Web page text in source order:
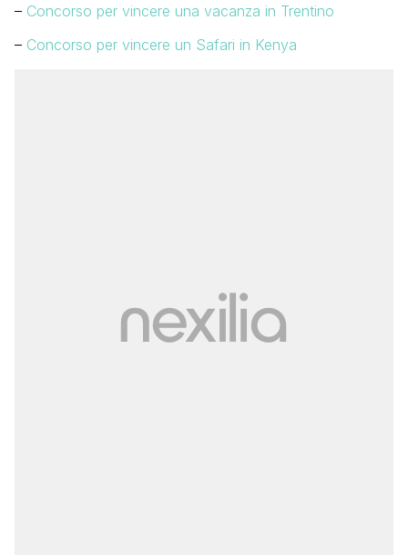
– Concorso per vincere una vacanza in Trentino
– Concorso per vincere un Safari in Kenya